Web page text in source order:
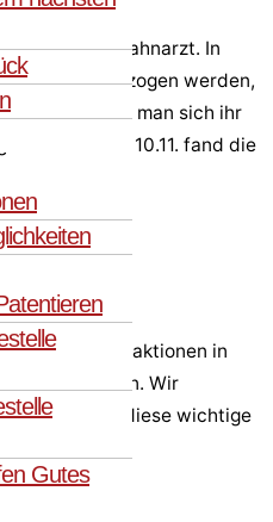
Gutes
einmal zum Zahnarzt. In
Zähne gezogen werden,
So entschied man sich ihr
und am 10.11. fand die
2025
Kastrationsaktionen in
durchführen. Wir
für diese wichtige